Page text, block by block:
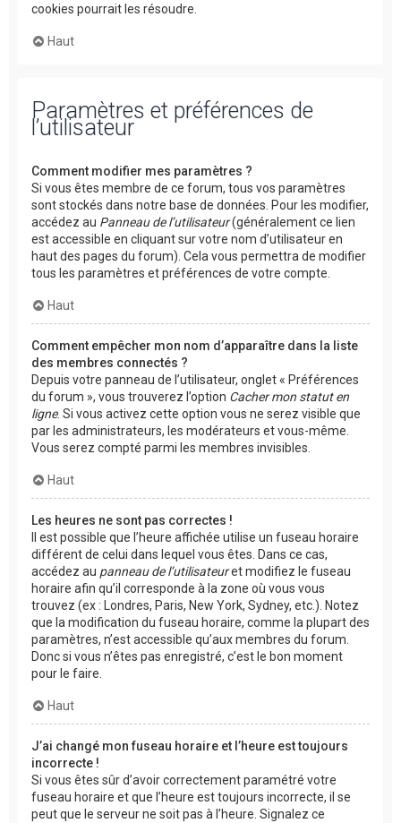
cookies pourrait les résoudre.
Haut
Paramètres et préférences de
l’utilisateur
Comment modifier mes paramètres ?
Si vous êtes membre de ce forum, tous vos paramètres
sont stockés dans notre base de données. Pour les modifier,
accédez au Panneau de l’utilisateur(généralement ce lien
est accessible en cliquant sur votre nom d’utilisateur en
haut des pages du forum). Cela vous permettra de modifier
tous les paramètres et préférences de votre compte.
Haut
Comment empêcher mon nom d’apparaître dans la liste
des membres connectés ?
Depuis votre panneau de l’utilisateur, onglet « Préférences
du forum », vous trouverez l’option Cacher mon statut en
ligne. Si vous activez cette option vous ne serez visible que
par les administrateurs, les modérateurs et vous-même.
Vous serez compté parmi les membres invisibles.
Haut
Les heures ne sont pas correctes !
Il est possible que l’heure affichée utilise un fuseau horaire
différent de celui dans lequel vous êtes. Dans ce cas,
accédez au panneau de l’utilisateuret modifiez le fuseau
horaire afin qu’il corresponde à la zone où vous vous
trouvez (ex : Londres, Paris, New York, Sydney, etc.). Notez
que la modification du fuseau horaire, comme la plupart des
paramètres, n’est accessible qu’aux membres du forum.
Donc si vous n’êtes pas enregistré, c’est le bon moment
pour le faire.
Haut
J’ai changé mon fuseau horaire et l’heure est toujours
incorrecte !
Si vous êtes sûr d’avoir correctement paramétré votre
fuseau horaire et que l’heure est toujours incorrecte, il se
peut que le serveur ne soit pas à l’heure. Signalez ce